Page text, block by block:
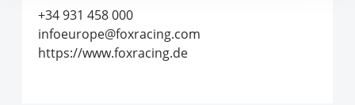
+34 931 458 000
infoeurope@foxracing.com
https://www.foxracing.de